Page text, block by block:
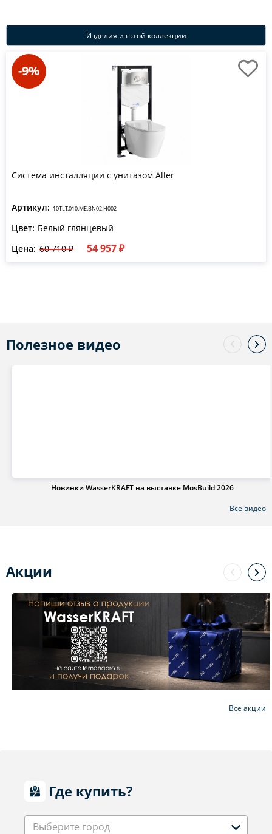
Изделия из этой коллекции
-9%
Система инсталляции с унитазом Aller
Артикул: 10TLT.010.ME.BN02.H002
Цвет: Белый глянцевый
Цена: 60 710 ₽ 54 957 ₽
Полезное видео
Новинки WasserKRAFT на выставке MosBuild 2026
Все видео
Акции
Все акции
Где купить?
Выберите город